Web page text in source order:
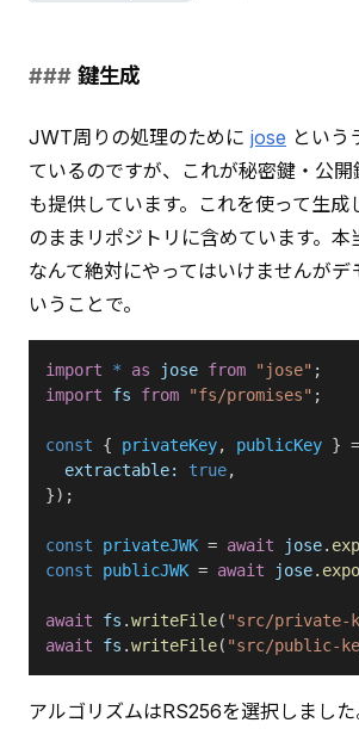
鍵生成
JWT周りの処理のために jose という
ているのですが、これが秘密鍵・公
も提供しています。これを使って生成
のままリポジトリに含めています。本
なんて絶対にやってはいけませんがデ
いうことで。
import * as jose from "jose" ;
import fs from "fs/promises" ;
const { privateKey, publicKey }
  extractable:
true,
});
const privateJWK = await jose.
const publicJWK = await jose.
await fs .writeFile( "src/private-
await fs .writeFile( "src/public-
アルゴリズムはRS256を選択しました